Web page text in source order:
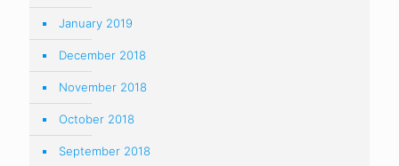
January 2019
December 2018
November 2018
October 2018
September 2018